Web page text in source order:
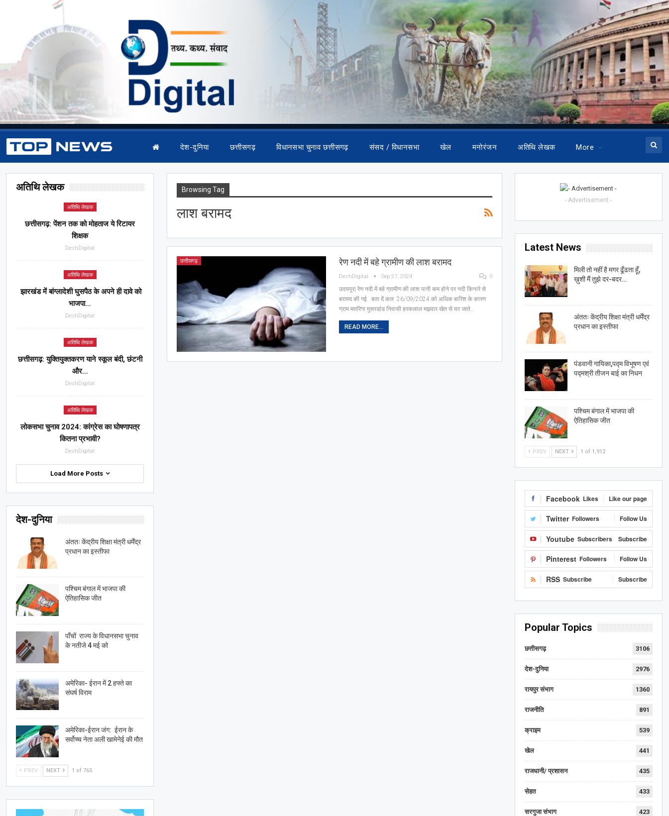
देश-दुनिया छत्तीसगढ़ विधानसभा चुनाव छत्तीसगढ़ संसद / विधानसभा खेल मनोरंजन अतिथि लेखक More
Browsing Tag
लाश बरामद
छत्तीसगढ़ रेण नदी में बहे ग्रामीण की लाश बरामद
DeshDigital Sep 27, 2024 0
उदयपुर| रेण नदी में बहे ग्रामीण की लाश पानी कम होने पर नदी किनारे से
बरामद की गई. बता दें कल 26/09/2024 को अधिक बारिश के कारण
ग्राम मतरिगा मुसरडांड निवासी हरकलाल मझवार खेत से घर जाते…
READ MORE...
- Advertisement -
Latest News
मिली तो नहीं है मगर ढूँढता हूँ,
ख़ुशी मैं तुझे दर-बदर…
अंततः केंद्रीय शिक्षा मंत्री धर्मेंद्र
प्रधान का इस्तीफा
पंडवानी गायिका,पद्म विभूषण एवं
पद्मश्री तीजन बाई का निधन
पश्चिम बंगाल में भाजपा की
ऐतिहासिक जीत
PREV NEXT 1 of 1,912
Facebook Likes Like our page
Twitter Followers Follow Us
Youtube Subscribers Subscribe
Pinterest Followers Follow Us
RSS Subscribe Subscribe
Popular Topics
छत्तीसगढ़ 3106
देश-दुनिया 2976
रायपुर संभाग 1360
राजनीति 891
क्राइम 539
खेल 441
राजधानी/ प्रशासन 435
सेहत 433
सरगुजा संभाग 423
अतिथि लेखक
अतिथि लेखक
छत्तीसगढ़: पेंशन तक को मोहताज ये रिटायर
शिक्षक
DeshDigital
अतिथि लेखक
झारखंड में बांग्लादेशी घुसपैठ के अपने ही दावे को
भाजपा…
DeshDigital
अतिथि लेखक
छत्तीसगढ़: युक्तियुक्तकरण याने स्कूल बंदी, छंटनी
और…
DeshDigital
अतिथि लेखक
लोकसभा चुनाव 2024: कांग्रेस का घोषणापत्र
कितना प्रभावी?
DeshDigital
Load More Posts
देश-दुनिया
अंततः केंद्रीय शिक्षा मंत्री धर्मेंद्र
प्रधान का इस्तीफा
पश्चिम बंगाल में भाजपा की
ऐतिहासिक जीत
पाँचों राज्य के विधानसभा चुनाव
के नतीजे 4 मई को
अमेरिका- ईरान में 2 हफ्ते का
संघर्ष विराम
अमेरिका-ईरान जंग: ईरान के
सर्वोच्च नेता अली खामेनेई की मौत
PREV NEXT 1 of 765